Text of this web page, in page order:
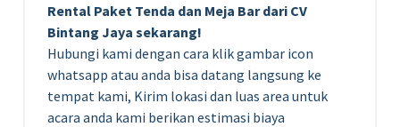
Rental Paket Tenda dan Meja Bar dari CV
Bintang Jaya sekarang!
Hubungi kami dengan cara klik gambar icon
whatsapp atau anda bisa datang langsung ke
tempat kami, Kirim lokasi dan luas area untuk
acara anda kami berikan estimasi biaya